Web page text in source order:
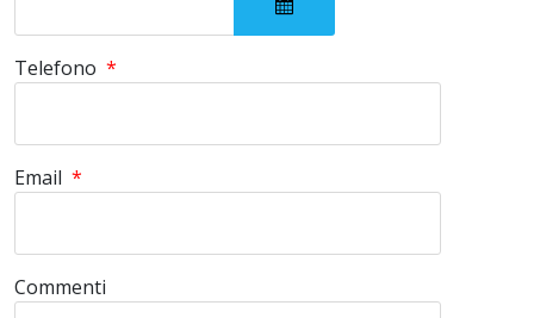
Telefono *
Email *
Commenti